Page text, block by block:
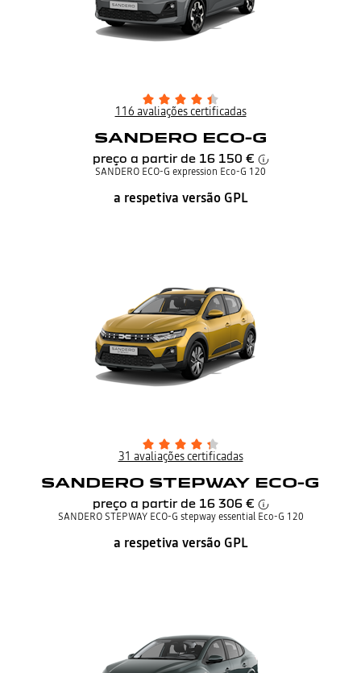
116 avaliações certificadas
SANDERO ECO-G
preço a partir de 16 150 €
SANDERO ECO-G expression Eco-G 120
a respetiva versão GPL
31 avaliações certificadas
SANDERO STEPWAY ECO-G
preço a partir de 16 306 €
SANDERO STEPWAY ECO-G stepway essential Eco-G 120
a respetiva versão GPL